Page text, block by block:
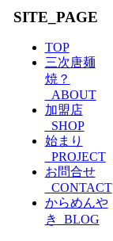
SITE_PAGE
TOP
三次唐麺
焼？
_ABOUT
加盟店
_SHOP
始まり
_PROJECT
お問合せ
_CONTACT
からめんや
き_BLOG